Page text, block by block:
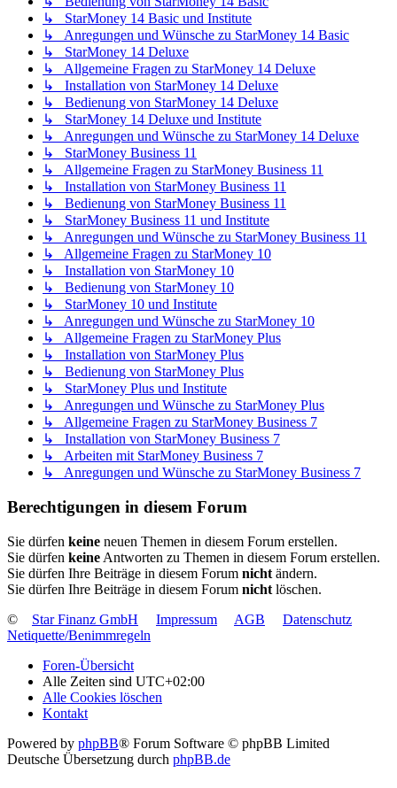
↳ StarMoney 14 Basic und Institute
↳ Anregungen und Wünsche zu StarMoney 14 Basic
↳ StarMoney 14 Deluxe
↳ Allgemeine Fragen zu StarMoney 14 Deluxe
↳ Installation von StarMoney 14 Deluxe
↳ Bedienung von StarMoney 14 Deluxe
↳ StarMoney 14 Deluxe und Institute
↳ Anregungen und Wünsche zu StarMoney 14 Deluxe
↳ StarMoney Business 11
↳ Allgemeine Fragen zu StarMoney Business 11
↳ Installation von StarMoney Business 11
↳ Bedienung von StarMoney Business 11
↳ StarMoney Business 11 und Institute
↳ Anregungen und Wünsche zu StarMoney Business 11
↳ Allgemeine Fragen zu StarMoney 10
↳ Installation von StarMoney 10
↳ Bedienung von StarMoney 10
↳ StarMoney 10 und Institute
↳ Anregungen und Wünsche zu StarMoney 10
↳ Allgemeine Fragen zu StarMoney Plus
↳ Installation von StarMoney Plus
↳ Bedienung von StarMoney Plus
↳ StarMoney Plus und Institute
↳ Anregungen und Wünsche zu StarMoney Plus
↳ Allgemeine Fragen zu StarMoney Business 7
↳ Installation von StarMoney Business 7
↳ Arbeiten mit StarMoney Business 7
↳ Anregungen und Wünsche zu StarMoney Business 7
Berechtigungen in diesem Forum
Sie dürfen keine neuen Themen in diesem Forum erstellen.
Sie dürfen keine Antworten zu Themen in diesem Forum erstellen.
Sie dürfen Ihre Beiträge in diesem Forum nicht ändern.
Sie dürfen Ihre Beiträge in diesem Forum nicht löschen.
©
Star Finanz GmbH Impressum AGB
Datenschutz
Netiquette/Benimmregeln
Foren-Übersicht
Alle Zeiten sind UTC+02:00
Alle Cookies löschen
Kontakt
Powered by phpBB® Forum Software © phpBB Limited
Deutsche Übersetzung durch phpBB.de